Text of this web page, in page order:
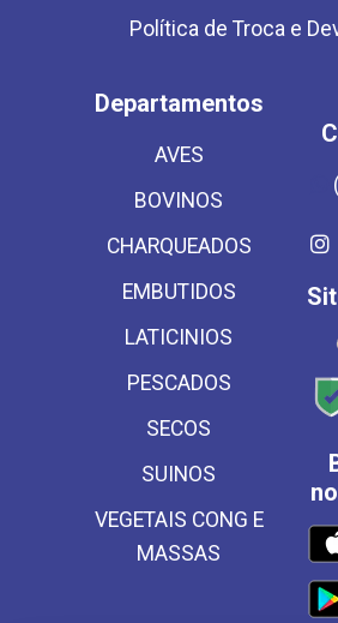
Política de Troca e
Departamentos
AVES
BOVINOS
CHARQUEADOS
EMBUTIDOS
LATICINIOS
PESCADOS
SECOS
SUINOS
VEGETAIS CONG E
MASSAS